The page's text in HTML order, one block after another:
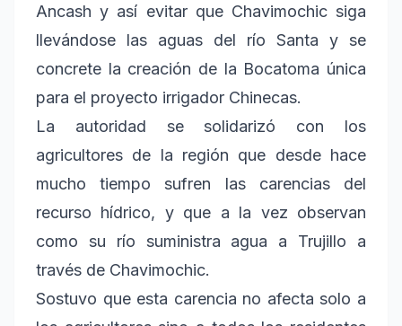
Ancash y así evitar que Chavimochic siga
llevándose las aguas del río Santa y se
concrete la creación de la Bocatoma única
para el proyecto irrigador Chinecas.
La autoridad se solidarizó con los
agricultores de la región que desde hace
mucho tiempo sufren las carencias del
recurso hídrico, y que a la vez observan
como su río suministra agua a Trujillo a
través de Chavimochic.
Sostuvo que esta carencia no afecta solo a